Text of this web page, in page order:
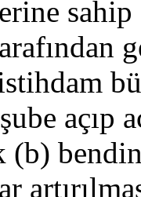
sahip
açıp